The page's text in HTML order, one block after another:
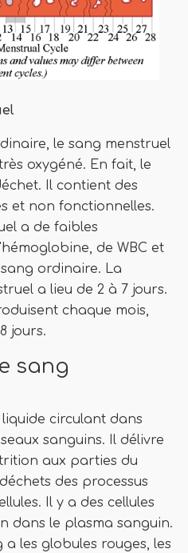
le sang menstruel
oxygéné. En fait, le
Il contient des
et non fonctionnelles.
a de faibles
de WBC et
ordinaire. La
a lieu de 2 à 7 jours.
chaque mois,
jours.
sang
circulant dans
sanguins. Il délivre
aux parties du
des processus
Il y a des cellules
dans le plasma sanguin.
les globules rouges, les